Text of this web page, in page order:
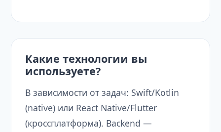
Какие технологии вы
используете?
В зависимости от задач: Swift/Kotlin
(native) или React Native/Flutter
(кроссплатформа). Backend —